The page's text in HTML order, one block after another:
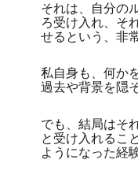
それは、自分の
ろ受け入れ、そ
せるという、非
私自身も、何か
過去や背景を隠
でも、結局はそ
と受け入れるこ
ようになった経